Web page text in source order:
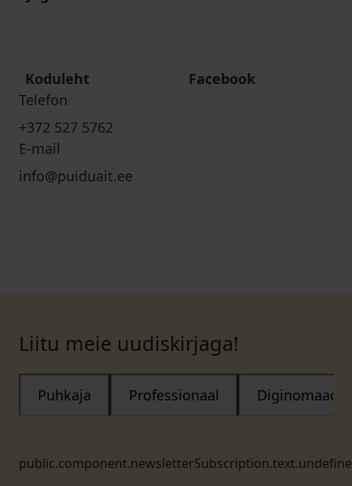
Koduleht
Facebook
Telefon
+372 527 5762
E-mail
info@puiduait.ee
Liitu meie uudiskirjaga!
Puhkaja Professionaal Diginomaad